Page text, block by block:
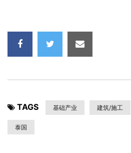
TAGS 基础产业 建筑/施工
泰国